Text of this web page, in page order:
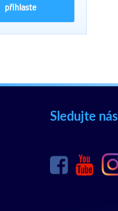
přihlaste
Sledujte nás